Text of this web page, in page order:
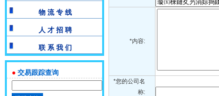
物 流 专 线
人 才 招 聘
联 系 我 们
● 交易跟踪查询
*内容:
*您的公司名
称: